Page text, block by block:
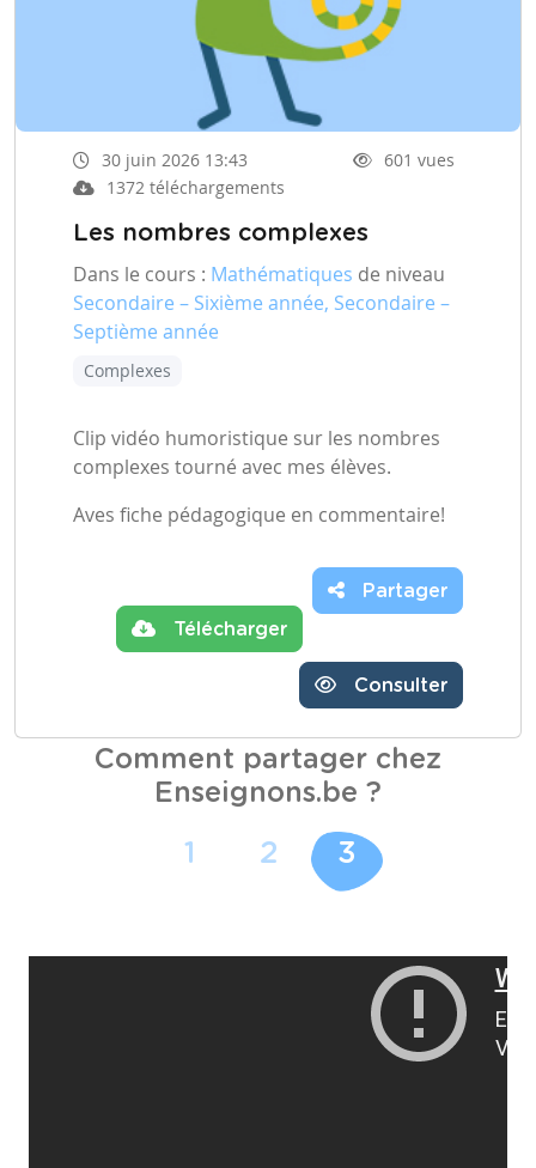
30 juin 2026 13:43
601 vues
1372 téléchargements
Les nombres complexes
Dans le cours : Mathématiques de niveau
Secondaire – Sixième année, Secondaire –
Septième année
Complexes
Clip vidéo humoristique sur les nombres
complexes tourné avec mes élèves.
Aves fiche pédagogique en commentaire!
Télécharger
Partager
Consulter
Comment partager chez
Enseignons.be ?
1 2 3